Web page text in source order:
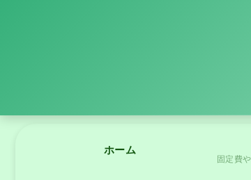
ホーム